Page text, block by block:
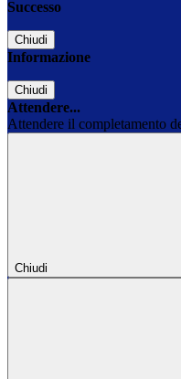
Successo
Chiudi
Informazione
Chiudi
Attendere...
Attendere il completamento
Chiudi